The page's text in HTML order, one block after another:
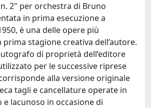
2" per orchestra di Bruno
in prima esecuzione a
è una delle opere più
stagione creativa dell’autore.
di proprietà dell’editore
per le successive riprese
alla versione originale
tagli e cancellature operate in
lacunoso in occasione di